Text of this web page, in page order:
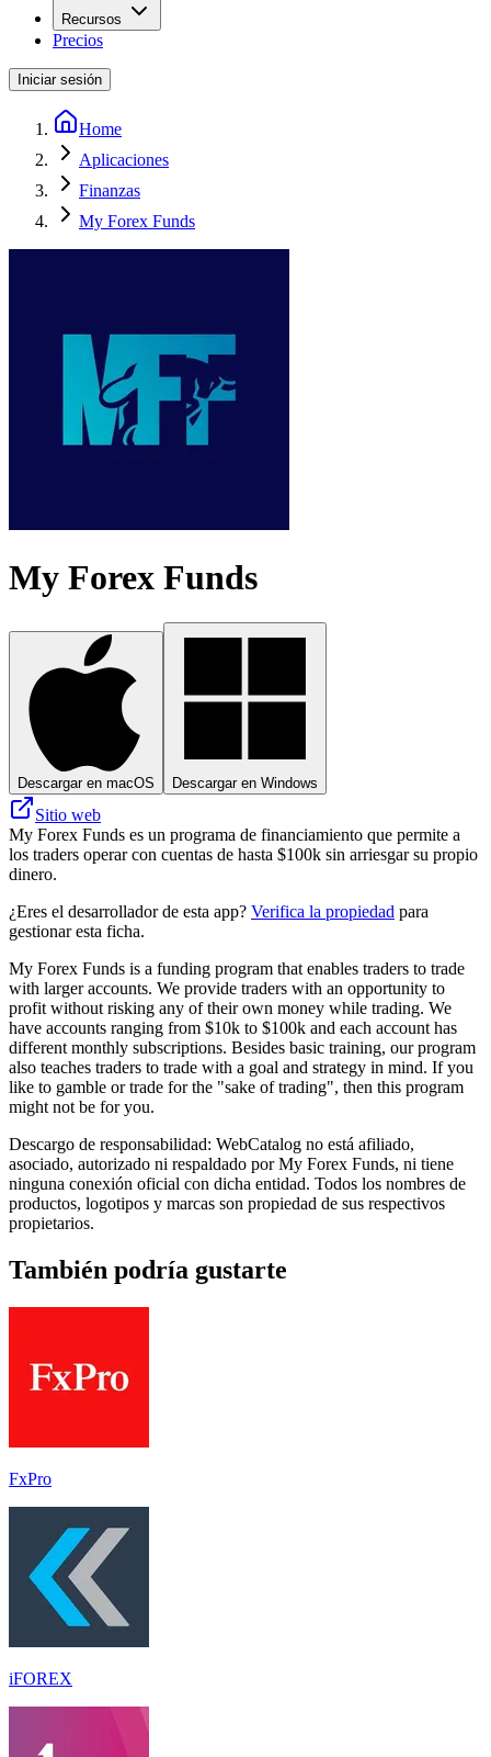
Recursos
Precios
Iniciar sesión
Home
Aplicaciones
Finanzas
My Forex Funds
My Forex Funds
Descargar en macOS Descargar en Windows
Sitio web
My Forex Funds es un programa de financiamiento que permite a
los traders operar con cuentas de hasta $100k sin arriesgar su propio
dinero.
¿Eres el desarrollador de esta app? Verifica la propiedad para
gestionar esta ficha.
My Forex Funds is a funding program that enables traders to trade
with larger accounts. We provide traders with an opportunity to
profit without risking any of their own money while trading. We
have accounts ranging from $10k to $100k and each account has
different monthly subscriptions. Besides basic training, our program
also teaches traders to trade with a goal and strategy in mind. If you
like to gamble or trade for the "sake of trading", then this program
might not be for you.
Descargo de responsabilidad: WebCatalog no está afiliado,
asociado, autorizado ni respaldado por My Forex Funds, ni tiene
ninguna conexión oficial con dicha entidad. Todos los nombres de
productos, logotipos y marcas son propiedad de sus respectivos
propietarios.
También podría gustarte
FxPro
iFOREX